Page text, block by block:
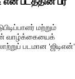
மற்றும்
வாழ்க்கையைக்
படமான 'ஜிடிஎன்'